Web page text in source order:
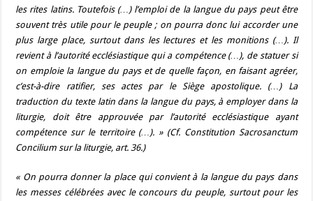
les rites latins. Toutefois (…) l’emploi de la langue du pays peut être
souvent très utile pour le peuple ; on pourra donc lui accorder une
plus large place, surtout dans les lectures et les monitions (…). Il
revient à l’autorité ecclésiastique qui a compétence (…), de statuer si
on emploie la langue du pays et de quelle façon, en faisant agréer,
c’est-à-dire ratifier, ses actes par le Siège apostolique. (…) La
traduction du texte latin dans la langue du pays, à employer dans la
liturgie, doit être approuvée par l’autorité ecclésiastique ayant
compétence sur le territoire (…). » (Cf. Constitution Sacrosanctum
Concilium sur la liturgie, art. 36.)
« On pourra donner la place qui convient à la langue du pays dans
les messes célébrées avec le concours du peuple, surtout pour les